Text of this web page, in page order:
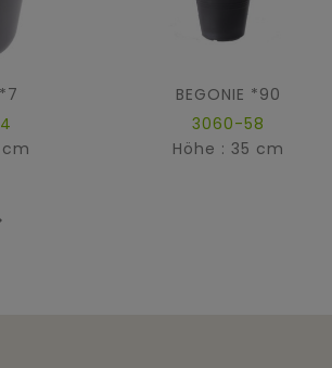
cm
BEGONIE *90
3060-58
Höhe : 35 cm